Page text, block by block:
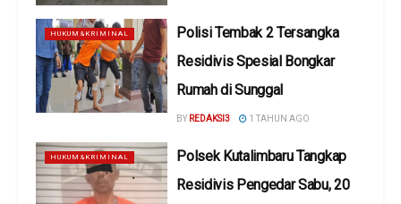
HUKUM&KRIMINAL
Polisi Tembak 2 Tersangka
Residivis Spesial Bongkar
Rumah di Sunggal
BY REDAKSI3 1 TAHUN AGO
HUKUM&KRIMINAL
Polsek Kutalimbaru Tangkap
Residivis Pengedar Sabu, 20